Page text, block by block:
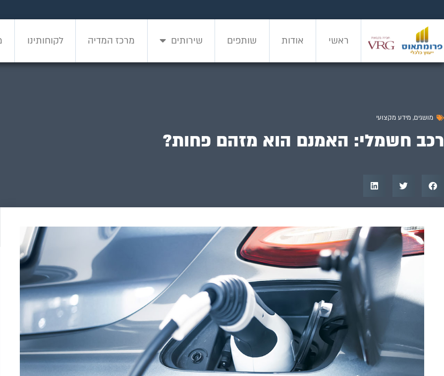
ראשי אודות שותפים שירותים מרכז המדיה לקוחותינו
מושגים, מידע מקצועי
רכב חשמלי: האמנם הוא מזהם פחות?